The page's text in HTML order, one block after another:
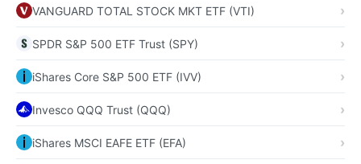
VANGUARD TOTAL STOCK MKT ETF (VTI)
SPDR S&P 500 ETF Trust (SPY)
iShares Core S&P 500 ETF (IVV)
Invesco QQQ Trust (QQQ)
iShares MSCI EAFE ETF (EFA)